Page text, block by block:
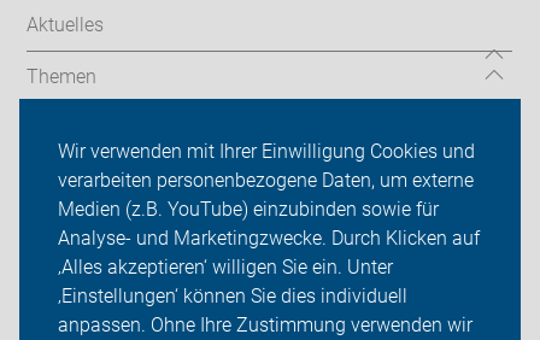
Wir verwenden mit Ihrer Einwilligung Cookies und
verarbeiten personenbezogene Daten, um externe
Medien (z.B. YouTube) einzubinden sowie für
Analyse- und Marketingzwecke. Durch Klicken auf
‚Alles akzeptieren‘ willigen Sie ein. Unter
‚Einstellungen‘ können Sie dies individuell
anpassen. Ohne Ihre Zustimmung verwenden wir
Aktuelles
Themen
ADFC Lüdinghausen
Sei dabei
Presse